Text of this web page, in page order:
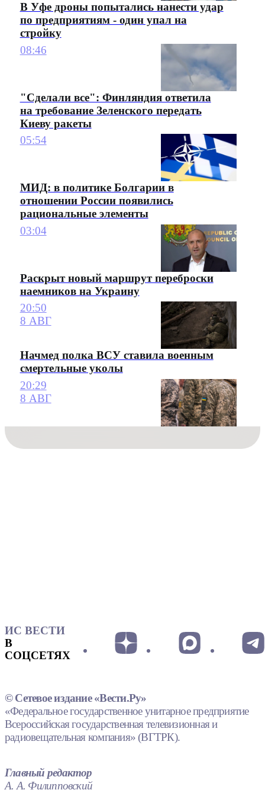
В Уфе дроны попытались нанести удар
по предприятиям - один упал на
стройку
08:46
"Сделали все": Финляндия ответила
на требование Зеленского передать
Киеву ракеты
05:54
МИД: в политике Болгарии в
отношении России появились
рациональные элементы
03:04
Раскрыт новый маршрут переброски
наемников на Украину
20:50
8 АВГ
Начмед полка ВСУ ставила военным
смертельные уколы
20:29
8 АВГ
ИС ВЕСТИ
В
СОЦСЕТЯХ
© Сетевое издание «Вести.Ру»
«Федеральное государственное унитарное предприятие
Всероссийская государственная телевизионная и
радиовещательная компания» (ВГТРК).
Главный редактор
А. А. Филипповский